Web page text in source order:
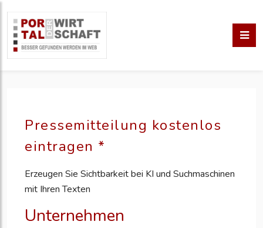
Pressemitteilung kostenlos
eintragen *
Erzeugen Sie Sichtbarkeit bei KI und Suchmaschinen
mit Ihren Texten
Unternehmen